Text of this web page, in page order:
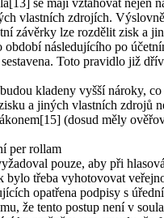
vlastních zdrojích.
závěrky lze rozdělit zisk a
období následujícího po
Toto pravidlo již
kladeny vyšší nároky,
a jiných vlastních zdrojů
(dosud měly
per rollam
pouze, aby při
bylo třeba vyhotovovat
opatřena podpisy s
že tento postup není v